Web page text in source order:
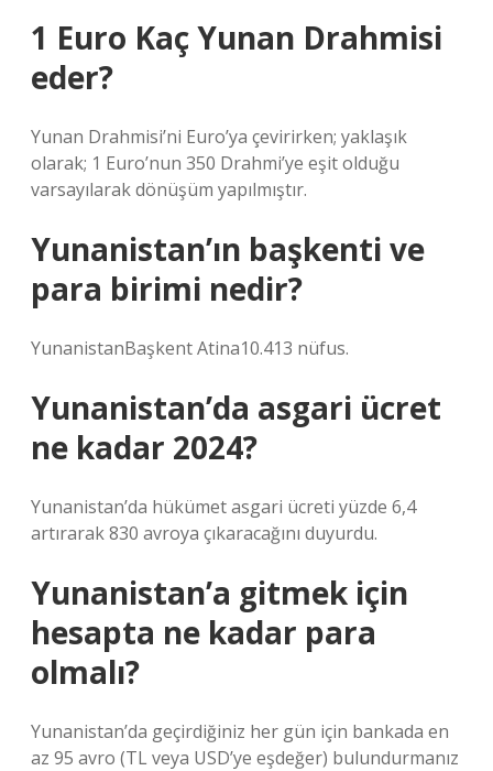
1 Euro Kaç Yunan Drahmisi
eder?
Yunan Drahmisi’ni Euro’ya çevirirken; yaklaşık
olarak; 1 Euro’nun 350 Drahmi’ye eşit olduğu
varsayılarak dönüşüm yapılmıştır.
Yunanistan’ın başkenti ve
para birimi nedir?
YunanistanBaşkent Atina10.413 nüfus.
Yunanistan’da asgari ücret
ne kadar 2024?
Yunanistan’da hükümet asgari ücreti yüzde 6,4
artırarak 830 avroya çıkaracağını duyurdu.
Yunanistan’a gitmek için
hesapta ne kadar para
olmalı?
Yunanistan’da geçirdiğiniz her gün için bankada en
az 95 avro (TL veya USD’ye eşdeğer) bulundurmanız